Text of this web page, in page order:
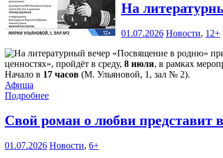
На
01.07.2026 Новости, 12+
ценностях», пройдёт в среду, 8 июля, в рамках
Начало в 17 часов (М. Ульяновой, 1, зал № 2).
Афиша
Подробнее
Свой роман о любви представит
01.07.2026 Новости, 6+